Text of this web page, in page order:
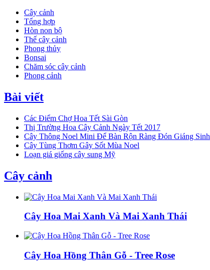
Cây cảnh
Tổng hợp
Hòn non bộ
Thế cây cảnh
Phong thủy
Bonsai
Chăm sóc cây cảnh
Phong cảnh
Bài viết
Các Điểm Chợ Hoa Tết Sài Gòn
Thị Trường Hoa Cây Cảnh Ngày Tết 2017
Cây Thông Noel Mini Để Bàn Rộn Ràng Đón Giáng Sinh
Cây Tùng Thơm Gây Sốt Mùa Noel
Loạn giá giống cây sung Mỹ
Cây cảnh
Cây Hoa Mai Xanh Và Mai Xanh Thái
Cây Hoa Hồng Thân Gỗ - Tree Rose